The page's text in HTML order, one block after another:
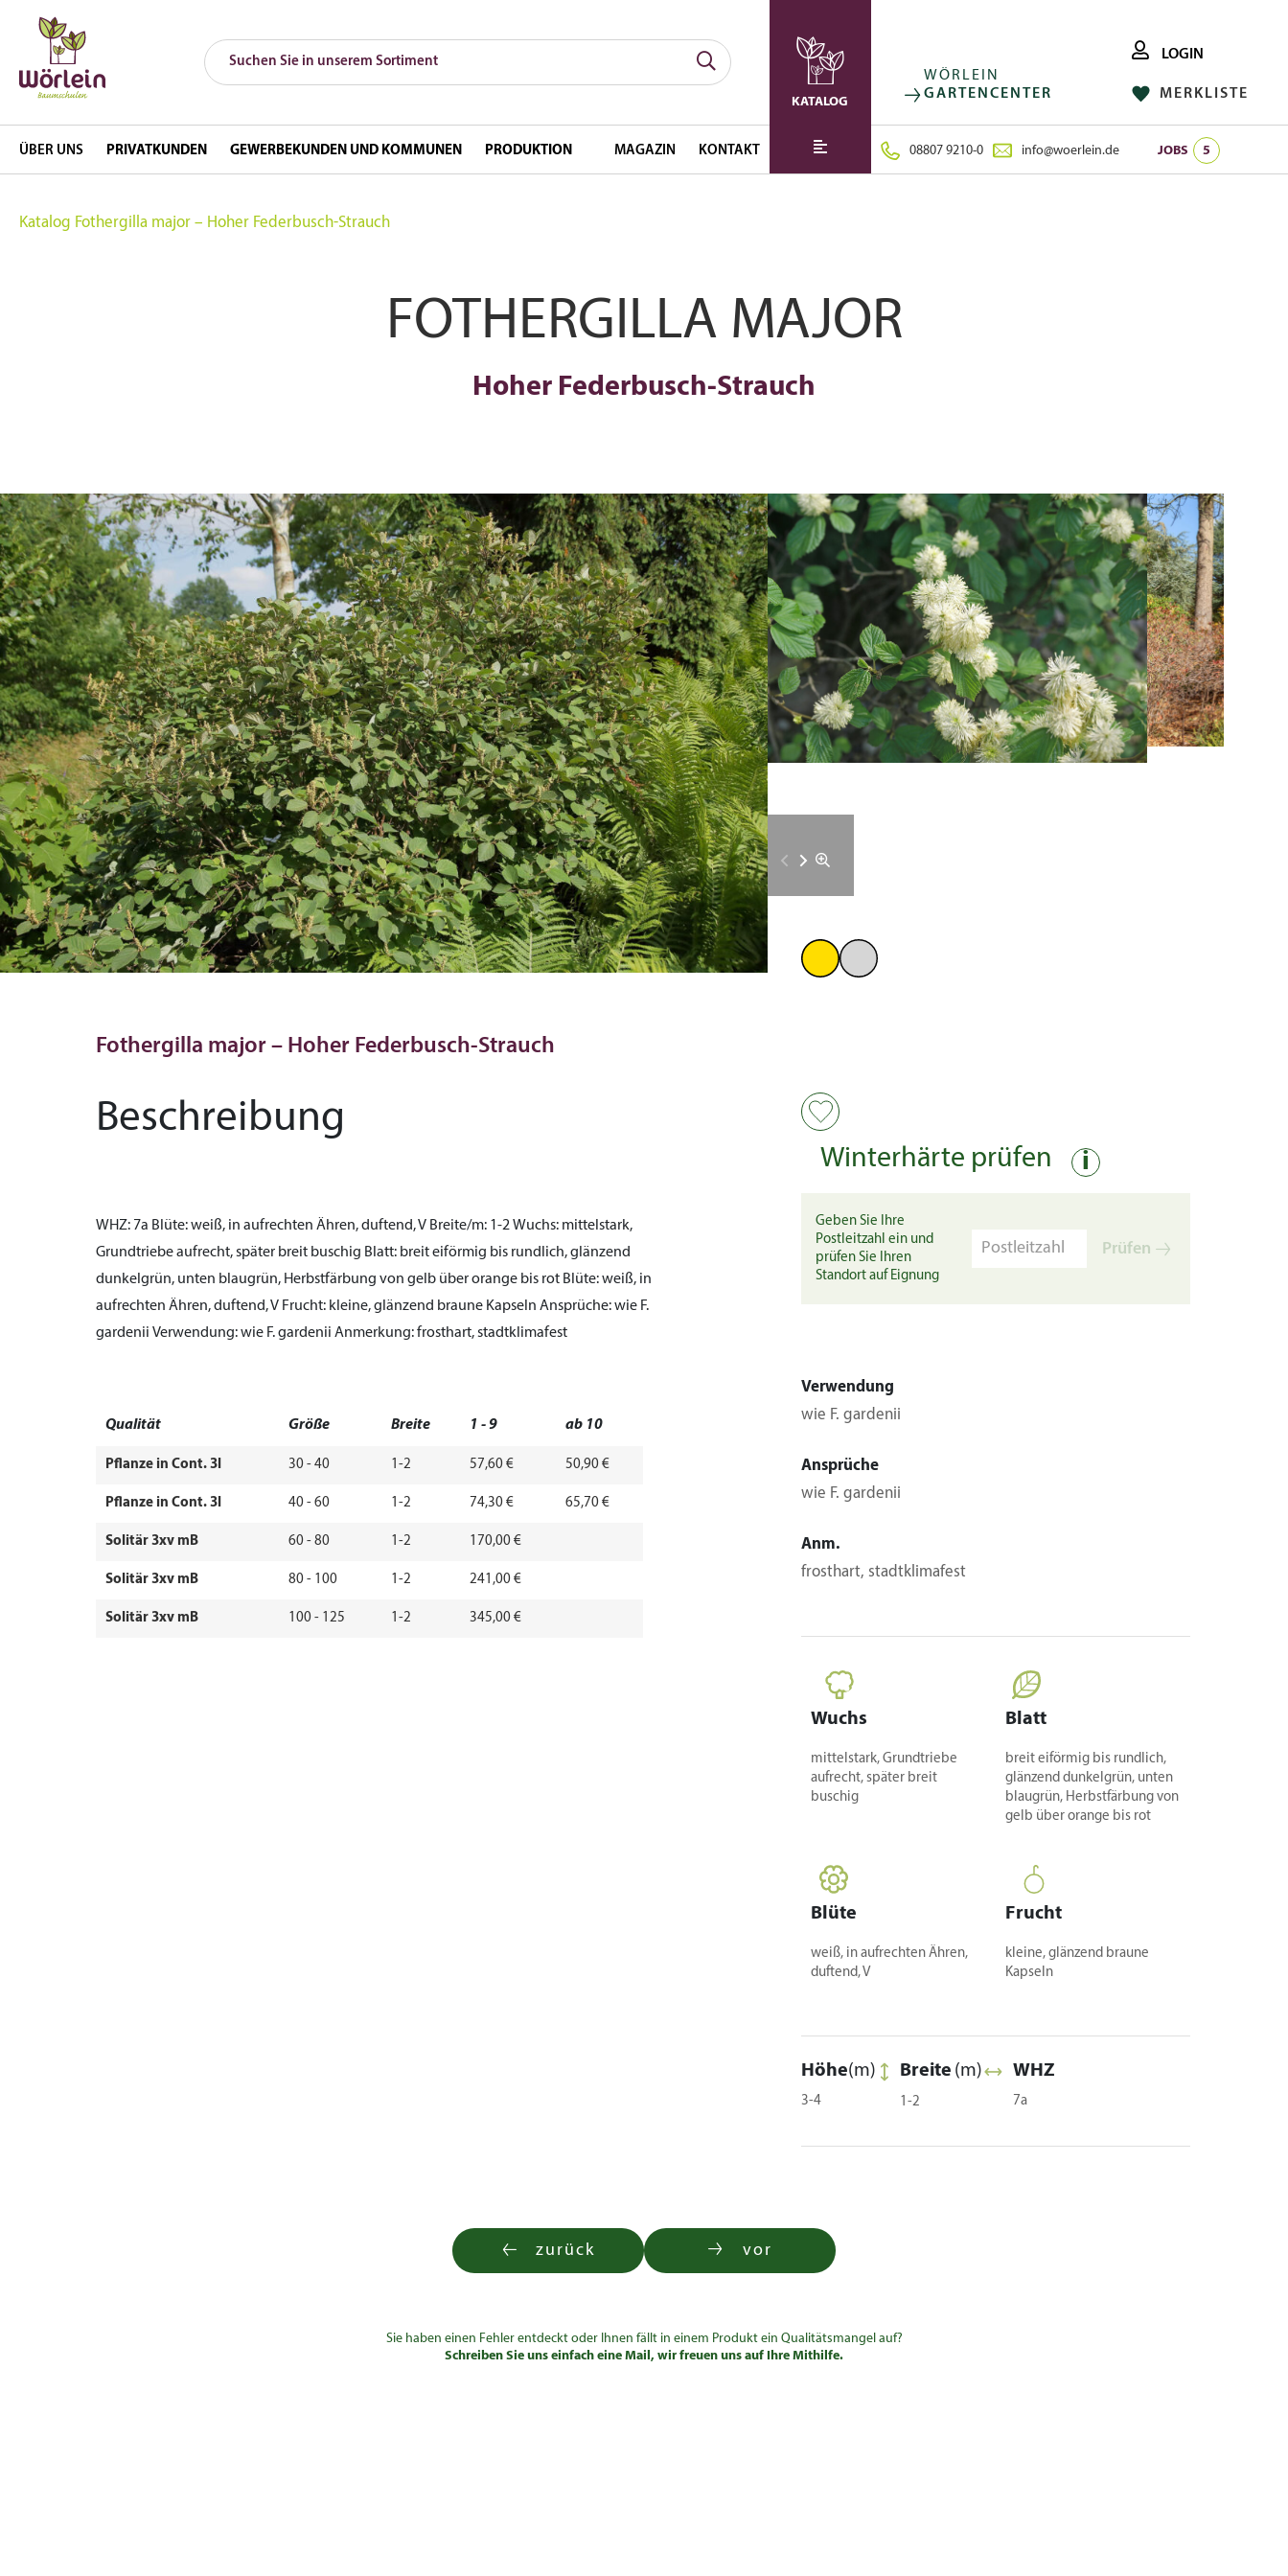
KATALOG
ÜBER UNS PRIVATKUNDEN GEWERBEKUNDEN UND KOMMUNEN PRODUKTION MAGAZIN KONTAKT
WÖRLEIN
GARTENCENTER
LOGIN
MERKLISTE
08807 9210-0 info@woerlein.de JOBS 5
FOLGE UNS AUF: INSTAGRAM FACEBOOK
Katalog Fothergilla major – Hoher Federbusch-Strauch
FOTHERGILLA MAJOR
Hoher Federbusch-Strauch
Fothergilla major – Hoher Federbusch-Strauch
Beschreibung
WHZ: 7a Blüte:weiß, in aufrechten Ähren, duftend, V Breite/m: 1-2Wuchs: mittelstark,
Grundtriebe aufrecht, später breit buschig Blatt: breit eiförmig bis rundlich, glänzend
dunkelgrün, unten blaugrün, Herbstfärbung von gelb über orange bis rot Blüte:weiß, in
aufrechten Ähren, duftend, V Frucht: kleine, glänzend braune Kapseln Ansprüche:wie F.
gardenii Verwendung:wie F. gardenii Anmerkung:frosthart, stadtklimafest
Qualität Größe Breite 1 - 9 ab 10
Pflanze in Cont. 3l 30 - 40 1-2 57,60 € 50,90 €
Pflanze in Cont. 3l 40 - 60 1-2 74,30 € 65,70 €
Solitär 3xv mB 60 - 80 1-2 170,00 €
Solitär 3xv mB 80 - 100 1-2 241,00 €
Solitär 3xv mB 100 - 125 1-2 345,00 €
Winterhärte prüfen i
Geben Sie Ihre
Postleitzahl ein und
prüfen Sie Ihren
Standort auf Eignung
Prüfen
Verwendung
wie F. gardenii
Ansprüche
wie F. gardenii
Anm.
frosthart, stadtklimafest
Wuchs
mittelstark, Grundtriebe
aufrecht, später breit
buschig
Blatt
breit eiförmig bis rundlich,
glänzend dunkelgrün, unten
blaugrün, Herbstfärbung von
gelb über orange bis rot
Blüte
weiß, in aufrechten Ähren,
duftend, V
Frucht
kleine, glänzend braune
Kapseln
Höhe(m)
3-4
Breite (m)
1-2
WHZ
7a
zurück vor
Sie haben einen Fehler entdeckt oder Ihnen fällt in einem Produkt ein Qualitätsmangel auf?
Schreiben Sie uns einfach eine Mail, wir freuen uns auf Ihre Mithilfe.